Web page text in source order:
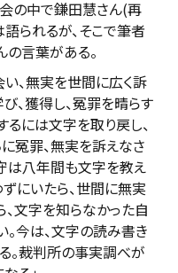
の中で鎌田慧さん(再
られるが、そこで筆者
言葉がある。
、無実を世間に広く訴
、獲得し、冤罪を晴らす
るには文字を取り戻し、
冤罪、無実を訴えなさ
は八年間も文字を教え
にいたら、世間に無実
、文字を知らなかった自
今は、文字の読み書き
。裁判所の事実調べが